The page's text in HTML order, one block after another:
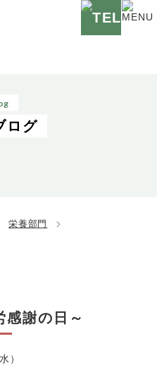
ログ
栄養部門
感謝の日～
）